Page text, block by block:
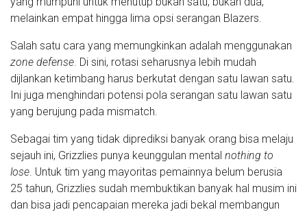
melainkan empat hingga lima opsi serangan Blazers.
Salah satu cara yang memungkinkan adalah menggunakan
zone defense . Di sini, rotasi seharusnya lebih mudah
dijlankan ketimbang harus berkutat dengan satu lawan satu.
Ini juga menghindari potensi pola serangan satu lawan satu
yang berujung pada mismatch.
Sebagai tim yang tidak diprediksi banyak orang bisa melaju
sejauh ini, Grizzlies punya keunggulan mental nothing to
lose . Untuk tim yang mayoritas pemainnya belum berusia
25 tahun, Grizzlies sudah membuktikan banyak hal musim ini
dan bisa jadi pencapaian mereka jadi bekal membangun